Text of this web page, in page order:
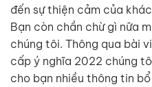
đến sự thiện cảm của
Bạn còn chần chừ gì nữa
chúng tôi. Thông qua bài
cấp ý nghĩa 2022 chúng
cho bạn nhiều thông tin